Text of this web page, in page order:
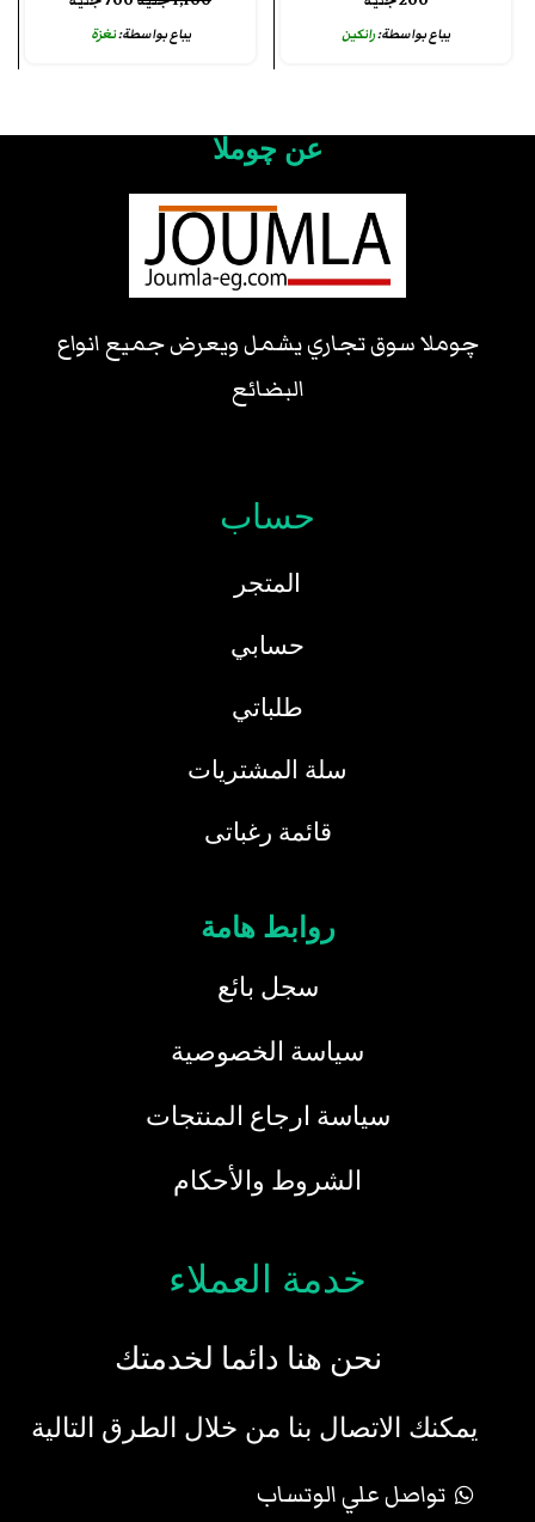
يباع بواسطة:رانكين يباع بواسطة:نغزة
عن چوملا
چوملا سوق تجاري يشمل ويعرض جميع انواع
البضائع
حساب
المتجر
حسابي
طلباتي
سلة المشتريات
قائمة رغباتى
روابط هامة
سجل بائع
سياسة الخصوصية
سياسة ارجاع المنتجات
الشروط والأحكام
خدمة العملاء
نحن هنا دائما لخدمتك
يمكنك الاتصال بنا من خلال الطرق التالية
تواصل علي الوتساب